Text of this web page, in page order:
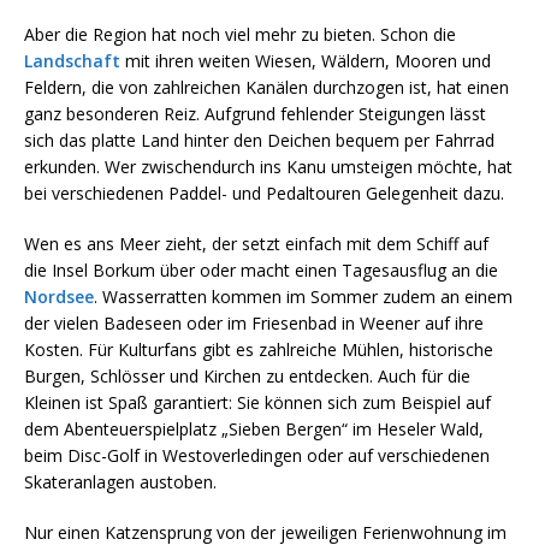
Aber die Region hat noch viel mehr zu bieten. Schon die
Landschaft mit ihren weiten Wiesen, Wäldern, Mooren und
Feldern, die von zahlreichen Kanälen durchzogen ist, hat einen
ganz besonderen Reiz. Aufgrund fehlender Steigungen lässt
sich das platte Land hinter den Deichen bequem per Fahrrad
erkunden. Wer zwischendurch ins Kanu umsteigen möchte, hat
bei verschiedenen Paddel- und Pedaltouren Gelegenheit dazu.
Wen es ans Meer zieht, der setzt einfach mit dem Schiff auf
die Insel Borkum über oder macht einen Tagesausflug an die
Nordsee. Wasserratten kommen im Sommer zudem an einem
der vielen Badeseen oder im Friesenbad in Weener auf ihre
Kosten. Für Kulturfans gibt es zahlreiche Mühlen, historische
Burgen, Schlösser und Kirchen zu entdecken. Auch für die
Kleinen ist Spaß garantiert: Sie können sich zum Beispiel auf
dem Abenteuerspielplatz „Sieben Bergen“ im Heseler Wald,
beim Disc-Golf in Westoverledingen oder auf verschiedenen
Skateranlagen austoben.
Nur einen Katzensprung von der jeweiligen Ferienwohnung im